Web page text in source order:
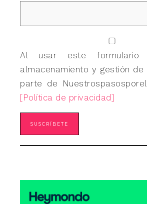
Al usar este formulario
almacenamiento y gestión
parte de
[Política de privacidad]